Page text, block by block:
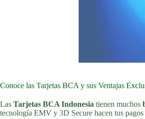
Conoce las Tarjetas BCA y sus Ventajas
Las Tarjetas BCA Indonesia tienen muchos
tecnología EMV y 3D Secure hacen tus